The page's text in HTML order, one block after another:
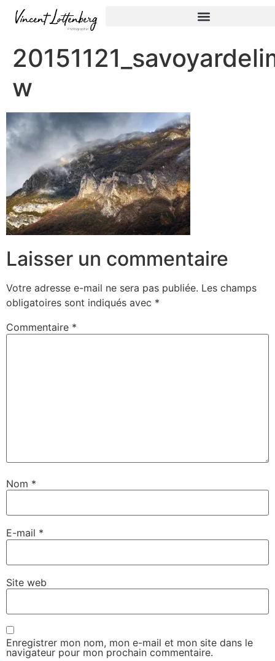
w
Laisser un commentaire
Votre adresse e-mail ne sera pas publiée. Les champs
obligatoires sont indiqués avec *
Commentaire *
Nom *
E-mail *
Site web
Enregistrer mon nom, mon e-mail et mon site dans le
navigateur pour mon prochain commentaire.